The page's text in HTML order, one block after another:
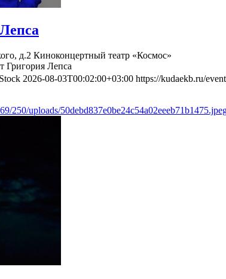
д.2 Киноконцертный театр «Космос»
Григория Лепса
2026-08-03T00:02:00+03:00 https://kudaekb.ru/
250/uploads/